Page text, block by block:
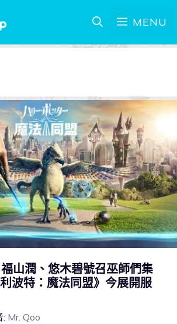
MENU
福山潤、悠木碧號召巫師們集
波特：魔法同盟》今展開服
: Mr. Qoo